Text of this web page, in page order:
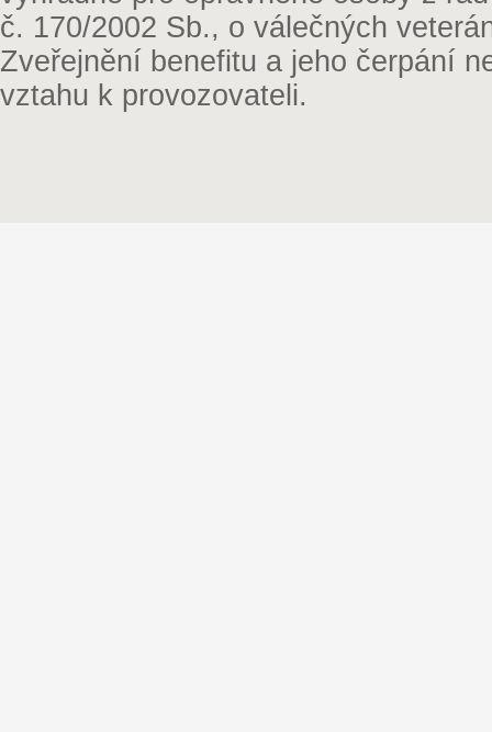
č. 170/2002 Sb., o válečných
Zveřejnění benefitu a jeho čerpání
vztahu k provozovateli.